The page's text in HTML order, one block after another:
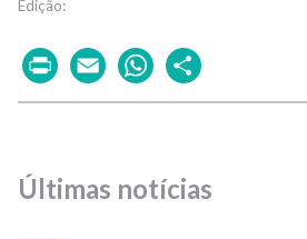
PrintEmailWhatsApp
Últimas notícias